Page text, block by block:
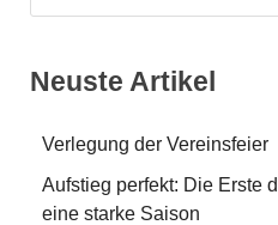
Neuste Artikel
Verlegung der Vereinsfeier
Aufstieg perfekt: Die Erste
eine starke Saison